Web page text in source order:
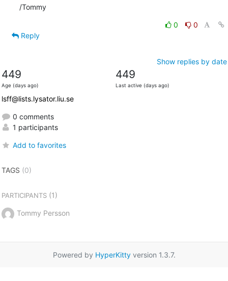
/Tommy
0
0
Reply
Show replies by date
449
Age (days ago)
449
Last active (days ago)
lsff@lists.lysator.liu.se
0 comments
1 participants
Add to favorites
TAGS (0)
PARTICIPANTS(1)
Tommy Persson
Powered by HyperKittyversion 1.3.7.